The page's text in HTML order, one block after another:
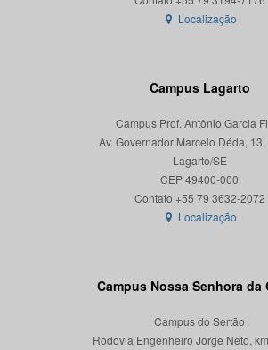
Localização
Campus Lagarto
Campus Prof. Antônio Garcia
Av. Governador Marcelo Déda, 13,
Lagarto/SE
CEP 49400-000
Localização
Campus Nossa Senhora da
Campus do Sertão
Rodovia Engenheiro Jorge Neto,